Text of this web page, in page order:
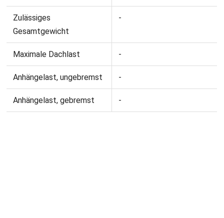
Zulässiges
Gesamtgewicht
-
Maximale Dachlast -
Anhängelast, ungebremst -
Anhängelast, gebremst -